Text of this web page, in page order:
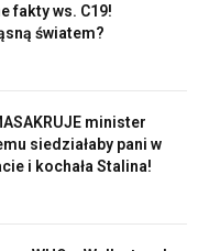
fakty ws. C19!
światem?
minister
siedziałaby pani w
i kochała Stalina!